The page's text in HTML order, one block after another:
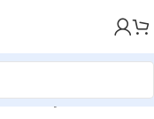
sady karburátora